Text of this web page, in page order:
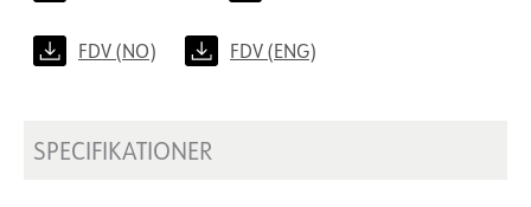
FDV (NO) FDV (ENG)
SPECIFIKATIONER